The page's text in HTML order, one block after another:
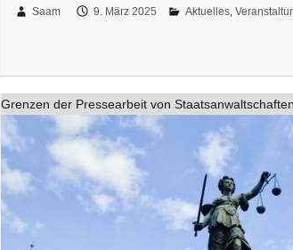
Saam 9. März 2025 Aktuelles,
Grenzen der Pressearbeit von